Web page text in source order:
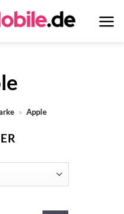
» Apple